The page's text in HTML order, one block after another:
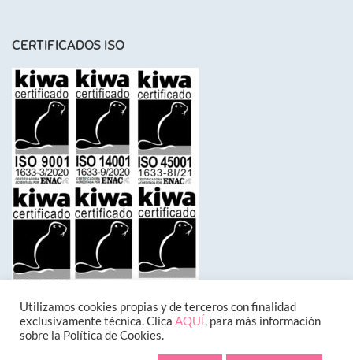
CERTIFICADOS ISO
Utilizamos cookies propias y de terceros con finalidad
exclusivamente técnica. Clica AQUÍ, para más información
sobre la Política de Cookies.